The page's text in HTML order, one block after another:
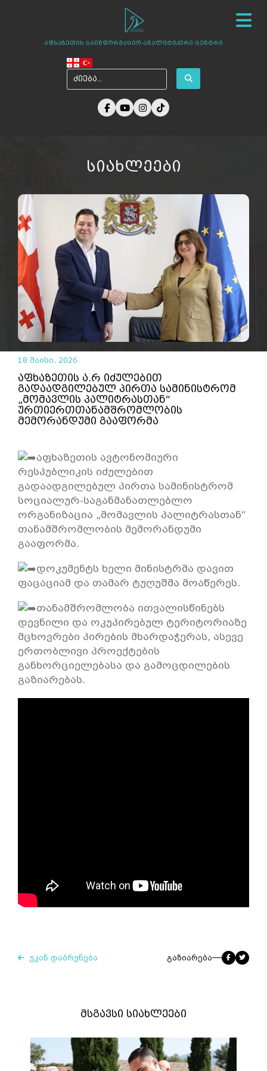
აფხაზეთის საინფორმაციო-ანალიტიკური ცენტრი
სიახლეები
ჩვენ შესახებ
ცენტრის პროექტები
სიახლეები
18 მაისი, 2026
აფხაზეთის ა.რ იძულებით
გადაადგილებულ პირთა სამინისტრომ
„მომავლის პალიტრასთან“
ურთიერთთანამშრომლობის
მემორანდუმი გააფორმა
აფხაზეთის ავტონომიური
რესპუბლიკის იძულებით
გადაადგილებულ პირთა სამინისტრომ
სოციალურ-საგანმანათლებლო
ორგანიზაცია „მომავლის პალიტრასთან“
თანამშრომლობის მემორანდუმი
გააფორმა.
დოკუმენტს ხელი მინისტრმა დავით
ფაცაციამ და თამარ ტუღუშმა მოაწერეს.
თანამშრომლობა ითვალისწინებს
დევნილი და ოკუპირებულ ტერიტორიაზე
მცხოვრები პირების მხარდაჭერას, ასევე
ერთობლივი პროექტების
განხორციელებასა და გამოცდილების
გაზიარებას.
უკან დაბრუნება გაზიარება
მსგავსი სიახლეები